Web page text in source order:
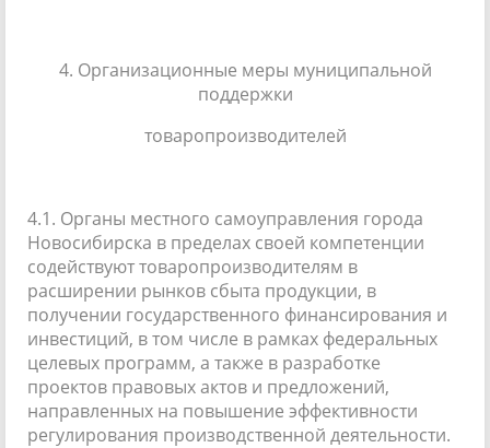
4. Организационные меры муниципальной
поддержки
товаропроизводителей
4.1. Органы местного самоуправления города
Новосибирска в пределах своей компетенции
содействуют товаропроизводителям в
расширении рынков сбыта продукции, в
получении государственного финансирования и
инвестиций, в том числе в рамках федеральных
целевых программ, а также в разработке
проектов правовых актов и предложений,
направленных на повышение эффективности
регулирования производственной деятельности.